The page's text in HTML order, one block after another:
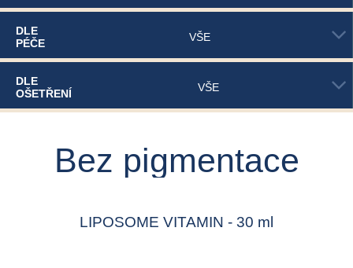
DLE
PÉČE
VŠE
DLE
OŠETŘENÍ
VŠE
Bez pigmentace
LIPOSOME VITAMIN - 30 ml